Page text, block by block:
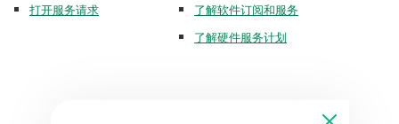
打开服务请求
了解软件订阅和服务
了解硬件服务计划